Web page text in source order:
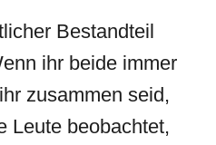
Bestandteil
ihr beide immer
zusammen seid,
Leute beobachtet,